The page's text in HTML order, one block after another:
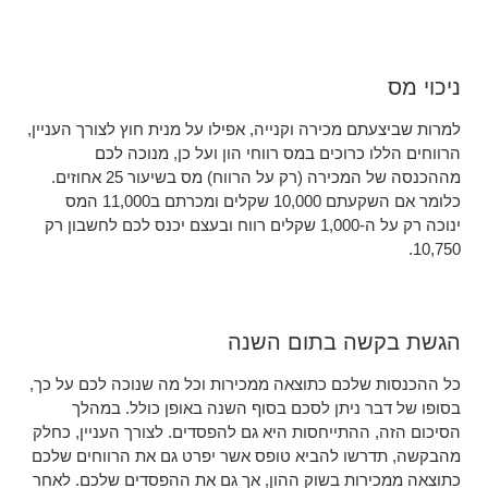
ניכוי מס
למרות שביצעתם מכירה וקנייה, אפילו על מנית חוץ לצורך העניין,
הרווחים הללו כרוכים במס רווחי הון ועל כן, מנוכה לכם
מההכנסה של המכירה (רק על הרווח) מס בשיעור 25 אחוזים.
כלומר אם השקעתם 10,000 שקלים ומכרתם ב11,000 המס
ינוכה רק על ה-1,000 שקלים רווח ובעצם יכנס לכם לחשבון רק
10,750.
הגשת בקשה בתום השנה
כל ההכנסות שלכם כתוצאה ממכירות וכל מה שנוכה לכם על כך,
בסופו של דבר ניתן לסכם בסוף השנה באופן כולל. במהלך
הסיכום הזה, ההתייחסות היא גם להפסדים. לצורך העניין, כחלק
מהבקשה, תדרשו להביא טופס אשר יפרט גם את הרווחים שלכם
כתוצאה ממכירות בשוק ההון, אך גם את ההפסדים שלכם. לאחר